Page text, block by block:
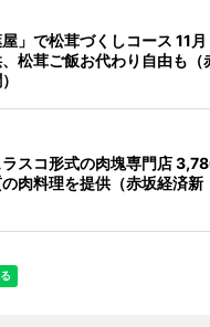
屋」で松茸づくしコース 11月
松茸ご飯お代わり自由も（
スコ形式の肉塊専門店
肉料理を提供（赤坂経済新